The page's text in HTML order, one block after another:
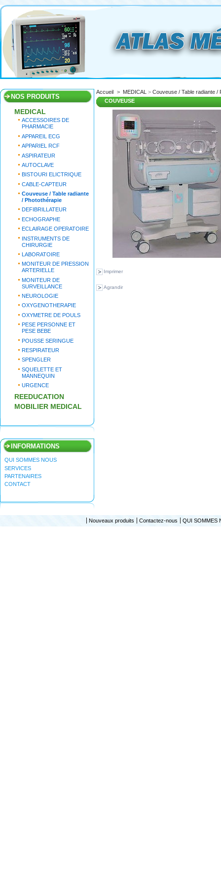
NOS PRODUITS
MEDICAL
ACCESSOIRES DE
PHARMACIE
APPAREIL ECG
APPARIEL RCF
ASPIRATEUR
AUTOCLAVE
BISTOURI ELICTRIQUE
CABLE-CAPTEUR
Couveuse / Table radiante
/ Photothérapie
DEFIBRILLATEUR
ECHOGRAPHE
ECLAIRAGE OPERATOIRE
INSTRUMENTS DE
CHIRURGIE
LABORATOIRE
MONITEUR DE PRESSION
ARTERIELLE
MONITEUR DE
SURVEILLANCE
NEUROLOGIE
OXYGENOTHERAPIE
OXYMETRE DE POULS
PESE PERSONNE ET
PESE BEBE
POUSSE SERINGUE
RESPIRATEUR
SPENGLER
SQUELETTE ET
MANNEQUIN
URGENCE
REEDUCATION
MOBILIER MEDICAL
INFORMATIONS
QUI SOMMES NOUS
SERVICES
PARTENAIRES
CONTACT
Accueil > MEDICAL >Couveuse / Table radiante /
COUVEUSE
Imprimer
Agrandir
Nouveaux produits Contactez-nous QUI SOMMES